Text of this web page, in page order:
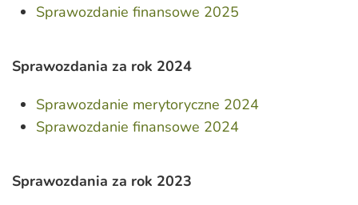
Sprawozdanie finansowe 2025
Sprawozdania za rok 2024
Sprawozdanie merytoryczne 2024
Sprawozdanie finansowe 2024
Sprawozdania za rok 2023